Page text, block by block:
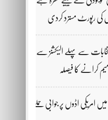
کی رپورٹ مسترد کردی
سے پہلے الیکشنز سے
کرانے کا فیصلہ
امریکی اڈوں پر جوابی حملے